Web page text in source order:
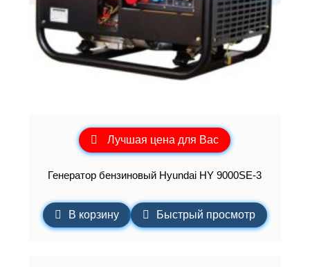
Лучшая цена для Вас
Генератор бензиновый Hyundai HY 9000SE-3
В корзину Быстрый просмотр